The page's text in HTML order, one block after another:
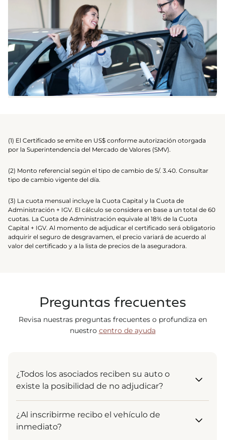
(1) El Certificado se emite en US$ conforme autorización otorgada
por la Superintendencia del Mercado de Valores (SMV).
(2) Monto referencial según el tipo de cambio de S/. 3.40. Consultar
tipo de cambio vigente del día.
(3) La cuota mensual incluye la Cuota Capital y la Cuota de
Administración + IGV. El cálculo se considera en base a un total de 60
cuotas. La Cuota de Administración equivale al 18% de la Cuota
Capital + IGV. Al momento de adjudicar el certificado será obligatorio
adquirir el seguro de desgravamen, el precio variará de acuerdo al
valor del certificado y a la lista de precios de la aseguradora.
Preguntas frecuentes
Revisa nuestras preguntas frecuentes o profundiza en
nuestro centro de ayuda
¿Todos los asociados reciben su auto o
existe la posibilidad de no adjudicar?
todos reciban su vehículo. La adjudicación es un
derecho garantizado para todos los asociados que
¿Al inscribirme recibo el vehículo de
inmediato?